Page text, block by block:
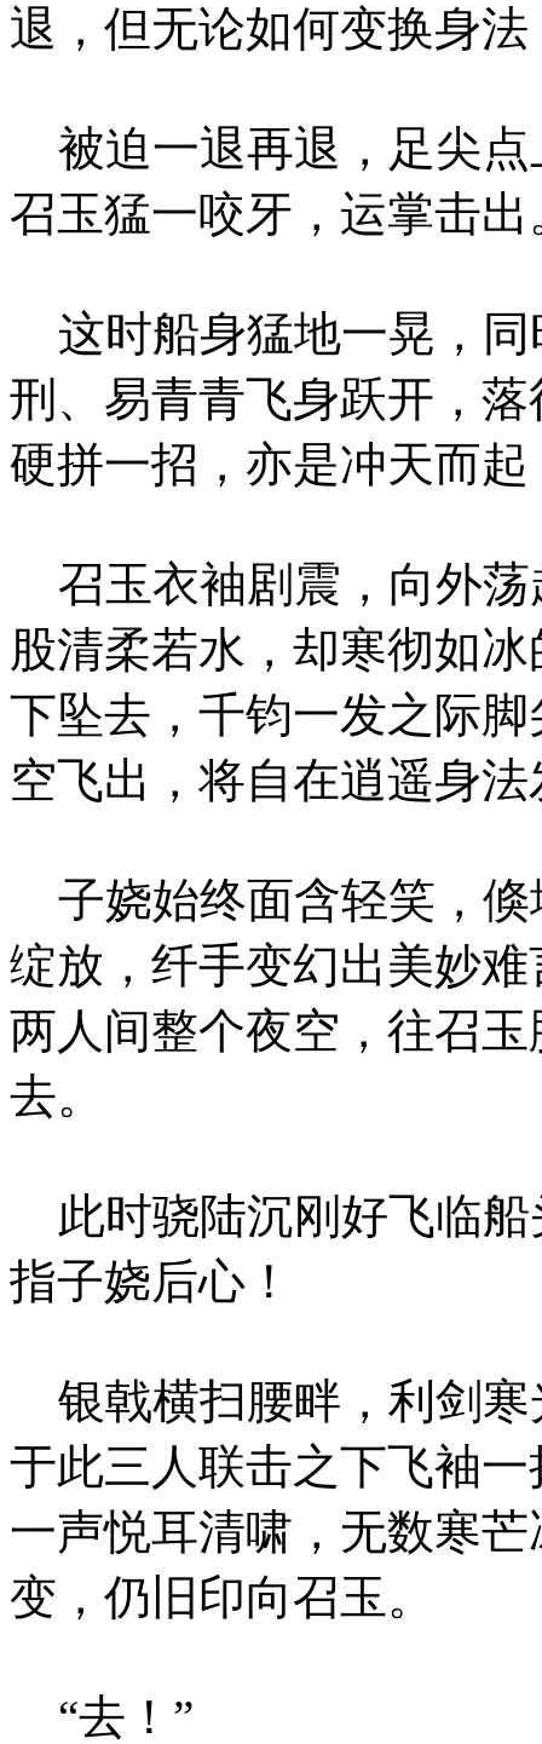
退，但无论如何变换身
被迫一退再退，足尖点
召玉猛一咬牙，运掌击出
这时船身猛地一晃，同
刑、易青青飞身跃开，
硬拼一招，亦是冲天而
召玉衣袖剧震，向外荡
股清柔若水，却寒彻如
下坠去，千钧一发之际
空飞出，将自在逍遥身
子娆始终面含轻笑，倏
绽放，纤手变幻出美妙
两人间整个夜空，往召
去。
此时骁陆沉刚好飞临船
指子娆后心！
银戟横扫腰畔，利剑寒
于此三人联击之下飞袖
一声悦耳清啸，无数寒
变，仍旧印向召玉。
“去！”